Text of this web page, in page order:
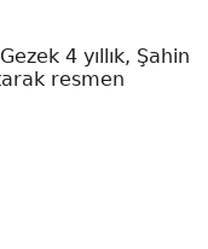
4 yıllık, Şahin
resmen